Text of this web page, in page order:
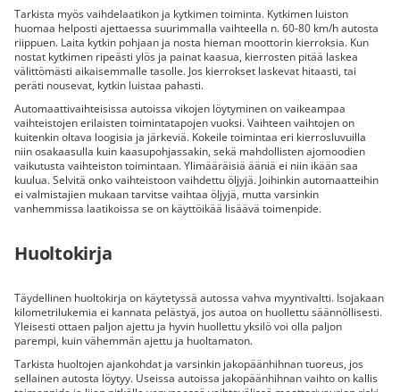
Tarkista myös vaihdelaatikon ja kytkimen toiminta. Kytkimen luiston
huomaa helposti ajettaessa suurimmalla vaihteella n. 60-80 km/h autosta
riippuen. Laita kytkin pohjaan ja nosta hieman moottorin kierroksia. Kun
nostat kytkimen ripeästi ylös ja painat kaasua, kierrosten pitää laskea
välittömästi aikaisemmalle tasolle. Jos kierrokset laskevat hitaasti, tai
peräti nousevat, kytkin luistaa pahasti.
Automaattivaihteisissa autoissa vikojen löytyminen on vaikeampaa
vaihteistojen erilaisten toimintatapojen vuoksi. Vaihteen vaihtojen on
kuitenkin oltava loogisia ja järkeviä. Kokeile toimintaa eri kierrosluvuilla
niin osakaasulla kuin kaasupohjassakin, sekä mahdollisten ajomoodien
vaikutusta vaihteiston toimintaan. Ylimääräisiä ääniä ei niin ikään saa
kuulua. Selvitä onko vaihteistoon vaihdettu öljyjä. Joihinkin automaatteihin
ei valmistajien mukaan tarvitse vaihtaa öljyjä, mutta varsinkin
vanhemmissa laatikoissa se on käyttöikää lisäävä toimenpide.
Huoltokirja
Täydellinen huoltokirja on käytetyssä autossa vahva myyntivaltti. Isojakaan
kilometrilukemia ei kannata pelästyä, jos autoa on huollettu säännöllisesti.
Yleisesti ottaen paljon ajettu ja hyvin huollettu yksilö voi olla paljon
parempi, kuin vähemmän ajettu ja huoltamaton.
Tarkista huoltojen ajankohdat ja varsinkin jakopäänhihnan tuoreus, jos
sellainen autosta löytyy. Useissa autoissa jakopäänhihnan vaihto on kallis